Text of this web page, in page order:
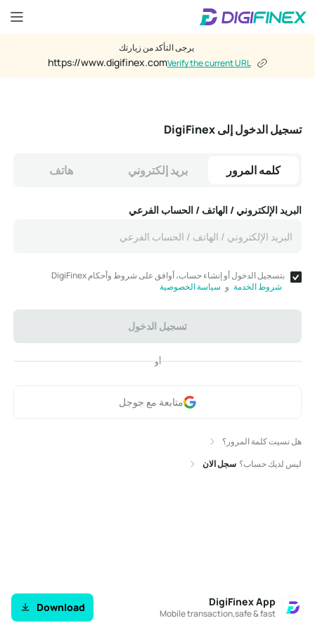
يرجى التأكد من زيارتك
https://www.digifinex.comVerify the current URL
تسجيل الدخول إلى DigiFinex
كلمه المرور بريد إلكتروني هاتف
البريد الإلكتروني / الهاتف / الحساب الفرعي
بتسجيل الدخول أو إنشاء حساب، أوافق على شروط وأحكام DigiFinex
شروط الخدمة و سياسة الخصوصية
تسجيل الدخول
أو
متابعة مع جوجل
هل نسيت كلمة المرور؟
ليس لديك حساب؟ سجل الان
DigiFinex App
Mobile transaction,safe & fast
Download